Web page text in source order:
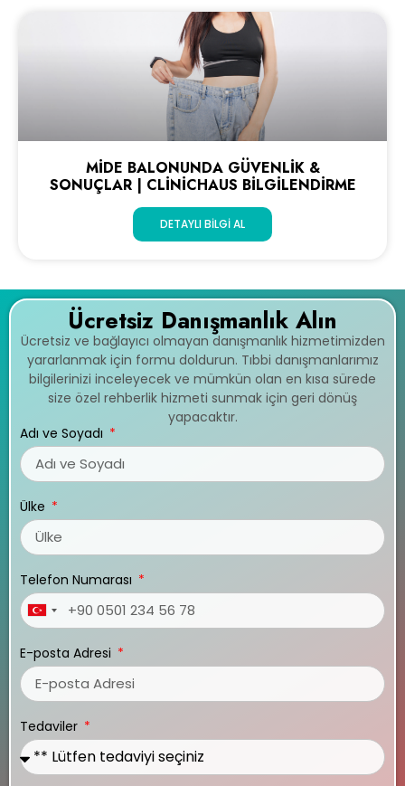
MIDE BALONUNDA GÜVENLIK &
SONUÇLAR | CLINICHAUS BILGILENDIRME
DETAYLI BILGI AL
Ücretsiz Danışmanlık Alın
Ücretsiz ve bağlayıcı olmayan danışmanlık hizmetimizden
yararlanmak için formu doldurun. Tıbbi danışmanlarımız
bilgilerinizi inceleyecek ve mümkün olan en kısa sürede
size özel rehberlik hizmeti sunmak için geri dönüş
yapacaktır.
Adı ve Soyadı
Ülke
Telefon Numarası
Turkey
E-posta Adresi
Tedaviler